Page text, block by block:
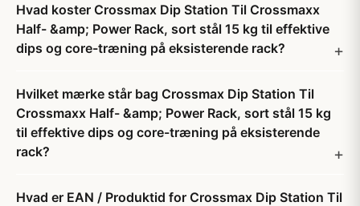
Hvad koster Crossmax Dip Station Til Crossmaxx
Half- &amp; Power Rack, sort stål 15 kg til effektive
dips og core-træning på eksisterende rack?
Hvilket mærke står bag Crossmax Dip Station Til
Crossmaxx Half- &amp; Power Rack, sort stål 15 kg
til effektive dips og core-træning på eksisterende
rack?
Hvad er EAN / Produktid for Crossmax Dip Station Til